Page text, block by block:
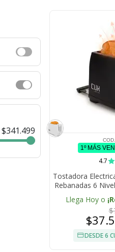
$341.499
1º MÁS
4.7
Tostadora
Rebanadas 6
Recalentar
Llega Hoy o
DESDE 6